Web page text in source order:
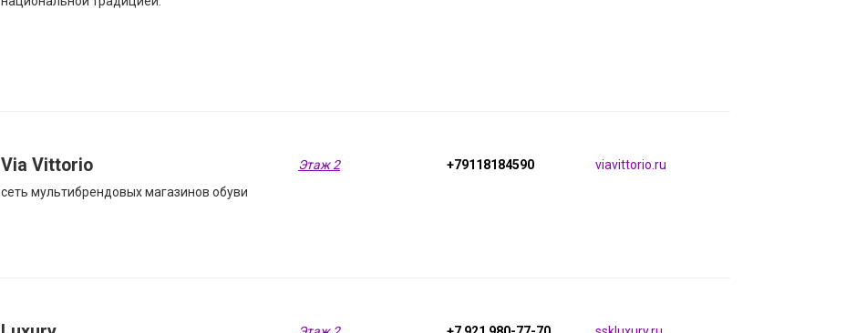
Via Vittorio
сеть мультибрендовых магазинов обуви
Этаж 2 +79118184590 viavittorio.ru